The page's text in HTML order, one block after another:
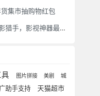
集市抽购物红包
影视神器最新伪装上架苹果商店
图片拼接 美剧
城
助手支持 天猫超市